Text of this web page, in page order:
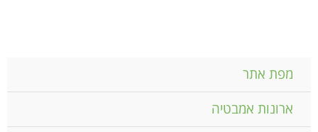
מפת אתר
ארונות אמבטיה